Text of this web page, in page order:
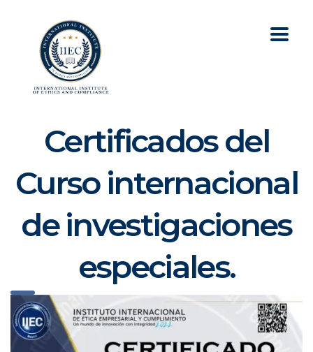
Certificados del
Curso internacional
de investigaciones
especiales.